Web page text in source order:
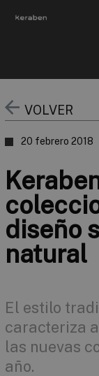
VOLVER
20 febrero 2018
diseño
natural
El estilo
caracteriza
las nuevas
año.